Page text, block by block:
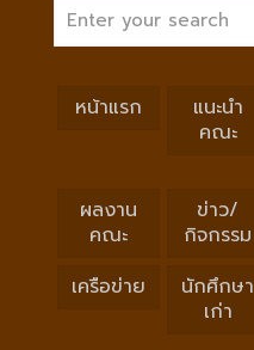
หน้าแรก
แนะนำ
คณะ
ผลงาน
คณะ
ข่าว/
กิจกรรม
เครือข่าย
นักศึกษา
เก่า